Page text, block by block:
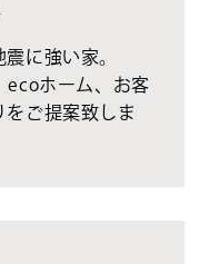
に強い家。
ecoホーム、お客
ご提案致しま